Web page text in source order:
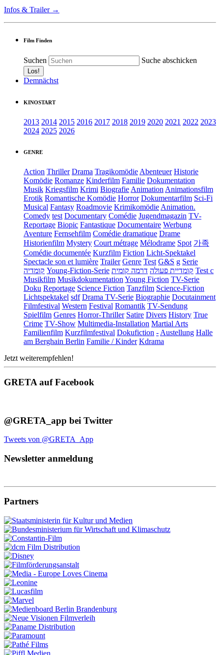
Infos & Trailer →
Film Finden
Suchen Suche abschicken
Demnächst
KINOSTART
2013 2014 2015 2016 2017 2018 2019 2020 2021 2022 2023
2024 2025 2026
GENRE
Action Thriller Drama TragikomödieAbenteuer Historie
Komödie Romanze Kinderfilm Familie Dokumentation
Musik Kriegsfilm Krimi BiografieAnimationAnimationsfilm
Erotik Romantische Komödie Horror Dokumentarfilm Sci-Fi
Musical Fantasy Roadmovie KrimikomödieAnimation.
Comedy test Documentary Comédie Jugendmagazin TV-
Reportage Biopic Fantastique Documentaire Werbung
Aventure Fernsehfilm Comédie dramatique Drame
Historienfilm Mystery Court métrage Mélodrame Spot 가족
Comédie documentée Kurzfilm Fiction Licht-Spektakel
Spectacle son et lumière Trailer Genre Test G&S g Serie
קומדיה Young-Fiction-Serie קומדיית פעולה דרמה קומית
Test c
Musikfilm MusikdokumentationYoung Fiction TV-Serie
Doku Reportage Science Fiction Tanzfilm Science-Fiction
Lichtspektakel sdf Drama TV-Serie Biographie Docutainment
Filmfestival Western Festival Romantik TV-Sendung
Spielfilm Genres Horror-Thriller Satire Divers History True
Crime TV-Show Multimedia-Installation Martial Arts
Familienfilm Kurzfilmfestival Dokufiction -Austellung Halle
am Berghain Berlin Familie / Kinder Kdrama
Jetzt weiterempfehlen!
GRETA auf Facebook
@GRETA_app bei Twitter
Tweets von @GRETA_App
Newsletter anmeldung
Partners